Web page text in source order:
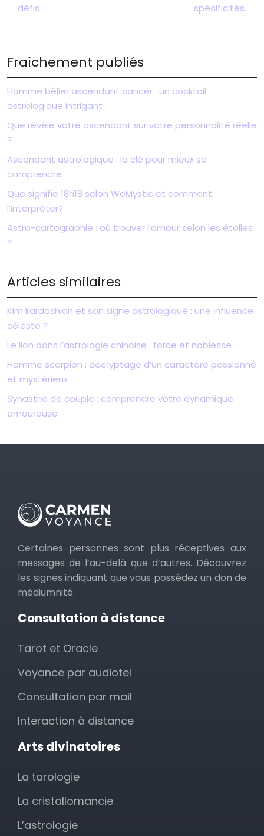
défis
spécificités.
Fraîchement publiés
Homme bélier ascendant cancer : un cocktail
astrologique intrigant
Que révèle votre ascendant sur votre personnalité réelle
?
Ascendant astrologique : la clé pour mieux se
comprendre
Que signifie 18h18 selon WeMystic et comment
l’interpréter?
Astro-cartographie : où trouver l’amour selon les étoiles
?
Articles similaires
Kim kardashian et son signe astrologique : une influence
céleste ?
Le lion dans l’astrologie chinoise : force et noblesse
Homme scorpion : décryptage d’un caractère passionné
et mystérieux
Synastrie de couple : comprendre votre dynamique
amoureuse
Certaines personnes sont plus réceptives aux
messages de l’au-delà que d’autres. Découvrez
les signes indiquant que vous possédez un don de
médiumnité.
Consultation à distance
Tarot et Oracle
Voyance par audiotel
Consultation par mail
Interaction à distance
Arts divinatoires
La tarologie
La cristallomancie
L’astrologie